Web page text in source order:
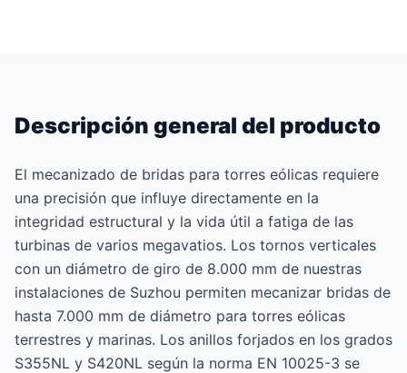
Descripción general del producto
El mecanizado de bridas para torres eólicas requiere
una precisión que influye directamente en la
integridad estructural y la vida útil a fatiga de las
turbinas de varios megavatios. Los tornos verticales
con un diámetro de giro de 8.000 mm de nuestras
instalaciones de Suzhou permiten mecanizar bridas de
hasta 7.000 mm de diámetro para torres eólicas
terrestres y marinas. Los anillos forjados en los grados
S355NL y S420NL según la norma EN 10025-3 se